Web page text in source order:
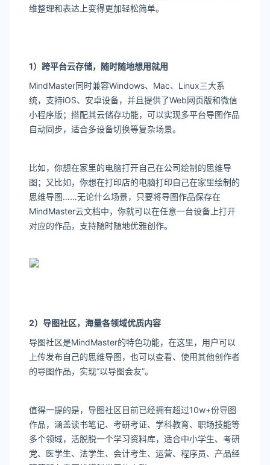
维整理和表达上变得更加轻松简单。
1）跨平台云存储，随时随地想用就用
MindMaster同时兼容Windows、Mac、Linux三大系
统，支持iOS、安卓设备，并且提供了Web网页版和微信
小程序版；搭配其云储存功能，可以实现多平台导图作品
自动同步，适合多设备切换等复杂场景。
比如，你想在家里的电脑打开自己在公司绘制的思维导
图；又比如，你想在打印店的电脑打印自己在家里绘制的
思维导图……无论什么场景，只要将导图作品保存在
MindMaster云文档中，你就可以在任意一台设备上打开
对应的作品，支持随时随地优雅创作。
2）导图社区，海量各领域优质内容
导图社区是MindMaster的特色功能，在这里，用户可以
上传发布自己的思维导图，也可以查看、使用其他创作者
的导图作品，实现“以导图会友”。
值得一提的是，导图社区目前已经拥有超过10w+份导图
作品，涵盖读书笔记、考研考证、学科教育、职场技能等
多个领域，活脱脱一个学习资料库，适合中小学生、考研
党、医学生、法学生、会计考生、运营、程序员、产品经